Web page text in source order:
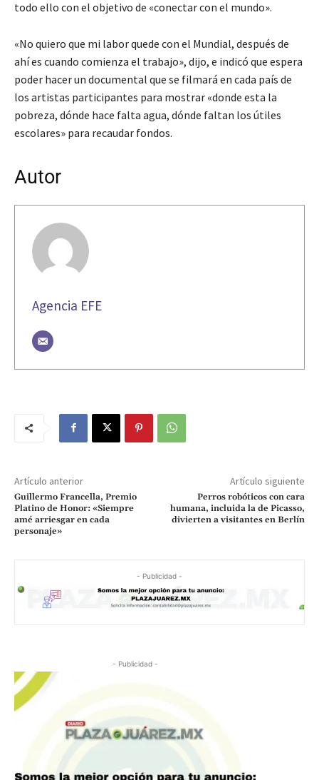
todo ello con el objetivo de «conectar con el mundo».
«No quiero que mi labor quede con el Mundial, después de
ahí es cuando comienza el trabajo», dijo, e indicó que espera
poder hacer un documental que se filmará en cada país de
los artistas participantes para mostrar «donde esta la
pobreza, dónde hace falta agua, dónde faltan los útiles
escolares» para recaudar fondos.
Autor
Agencia EFE
Artículo anterior
Guillermo Francella, Premio
Platino de Honor: «Siempre
amé arriesgar en cada
personaje»
Artículo siguiente
Perros robóticos con cara
humana, incluida la de Picasso,
divierten a visitantes en Berlín
- Publicidad -
- Publicidad -